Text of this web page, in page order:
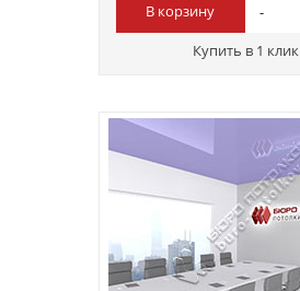
В корзину
Купить в 1 клик